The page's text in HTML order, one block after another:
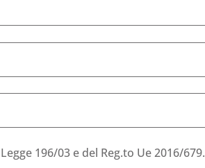
196/03 e del Reg.to Ue 2016/679.